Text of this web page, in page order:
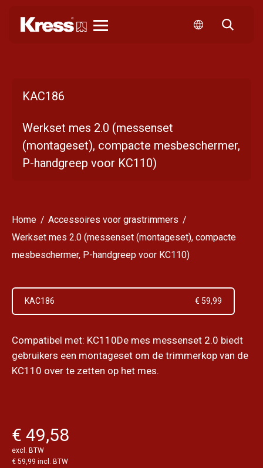
KAC186
Werkset mes 2.0 (messenset
(montageset), compacte mesbeschermer,
P-handgreep voor KC110)
Home
Accessoires voor grastrimmers
Werkset mes 2.0 (messenset (montageset), compacte
mesbeschermer, P-handgreep voor KC110)
KAC186 € 59,99
Compatibel met: KC110De mes messenset 2.0 biedt
gebruikers een montageset om de trimmerkop van de
KC110 over te zetten op het mes.
€ 49,58
excl. BTW
€ 59,99 incl. BTW